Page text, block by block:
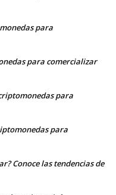
para
para comercializar
para
para
Conoce las tendencias de